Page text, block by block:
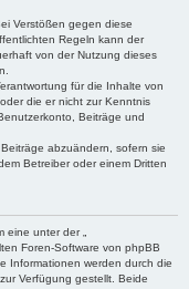
Verstößen gegen diese
Regeln kann der
von der Nutzung dieses
für die Inhalte von
die er nicht zur Kenntnis
Beiträge und
abzuändern, sofern sie
Betreiber oder einem Dritten
unter der „
Foren-Software von phpBB
Informationen werden durch die
Verfügung gestellt. Beide